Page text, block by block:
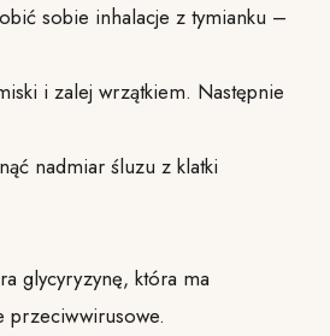
sobie inhalacje z tymianku –
i zalej wrzątkiem. Następnie
nadmiar śluzu z klatki
glycyryzynę, która ma
przeciwwirusowe.